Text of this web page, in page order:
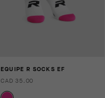
EQUIPE R SOCKS EF
CAD 35.00